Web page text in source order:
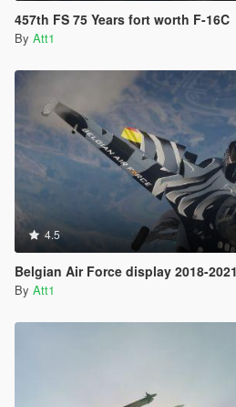
457th FS 75 Years fort worth F-16C
By Att1
4.5
Belgian Air Force display 2018-
By Att1